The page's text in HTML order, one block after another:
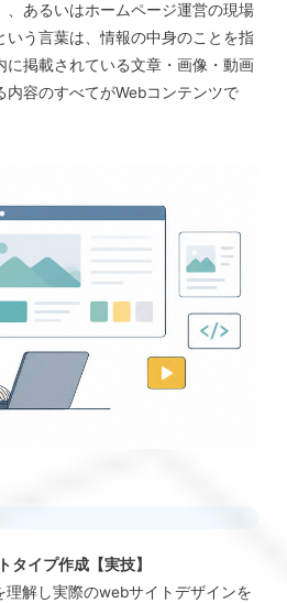
、あるいはホームページ運営の現場
いう言葉は、情報の中身のことを指
に掲載されている文章・画像・動画
内容のすべてがWebコンテンツで
イプ作成【実技】
解し実際のwebサイトデザインを